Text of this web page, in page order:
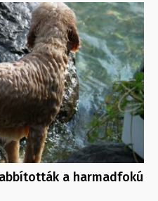
a harmadfokú